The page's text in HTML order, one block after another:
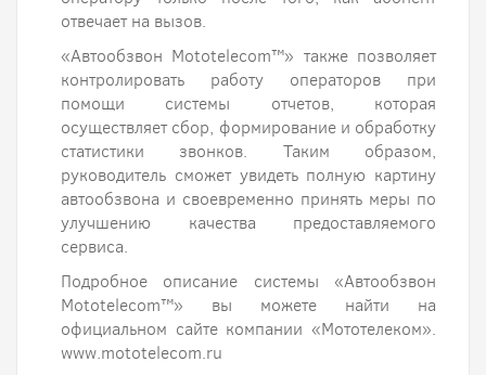
отвечает на вызов.
«Автообзвон Mototelecom™» также позволяет
контролировать работу операторов при
помощи системы отчетов, которая
осуществляет сбор, формирование и обработку
статистики звонков. Таким образом,
руководитель сможет увидеть полную картину
автообзвона и своевременно принять меры по
улучшению качества предоставляемого
сервиса.
Подробное описание системы «Автообзвон
Mototelecom™» вы можете найти на
официальном сайте компании «Мототелеком».
www.mototelecom.ru